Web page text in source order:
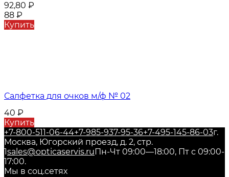
92,80 ₽
88 ₽
Купить
Салфетка для очков м/ф № 02
40 ₽
Купить
+7-800-511-06-44+7-985-937-95-36+7-495-145-86-03г.
Москва, Югорский проезд, д. 2, стр.
1sales@opticaservis.ruПн-Чт 09:00—18:00, Пт с 09:00-
17:00.
Мы в соц.сетях